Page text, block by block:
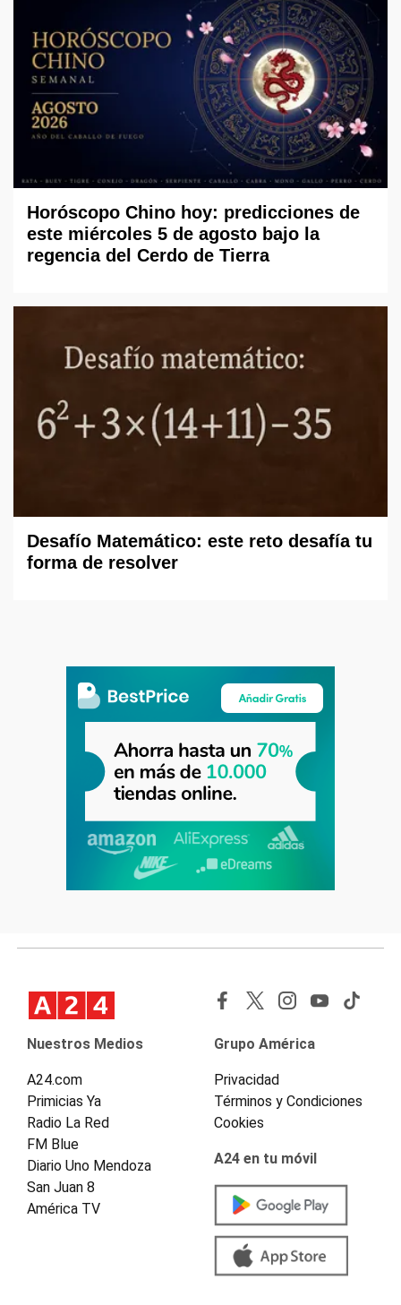
Horóscopo Chino hoy: predicciones de
este miércoles 5 de agosto bajo la
regencia del Cerdo de Tierra
Desafío Matemático: este reto desafía tu
forma de resolver
Nuestros Medios
A24.com
Primicias Ya
Radio La Red
FM Blue
Diario Uno Mendoza
San Juan 8
América TV
Grupo América
Privacidad
Términos y Condiciones
Cookies
A24 en tu móvil